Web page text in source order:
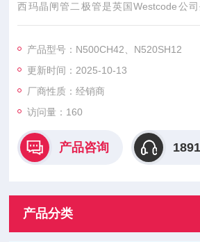
西玛晶闸管二极管是英国Westcode公司
件，主要用于大功率电力控制领域。
6、N570CH30、N570CH36、
SH20、N490SH26、N620SH24、
产品型号：N500CH42、N520SH12
更新时间：2025-10-13
厂商性质：经销商
访问量：160
产品咨询
产品分类